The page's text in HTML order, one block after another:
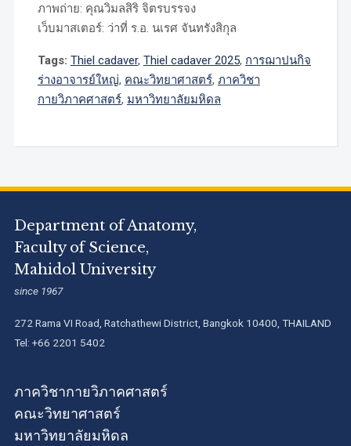
ภาพถ่าย: คุณวิมลสิริ จิตรบรรจง
เว็บมาสเตอร์: ว่าที่ ร.อ. นเรศ จันทรังสิกุล
Tags: Thiel cadaver, Thiel cadaver 2025, การฌาปนกิจ
ร่างอาจารย์ใหญ่, คณะวิทยาศาสตร์, ภาควิชา
กายวิภาคศาสตร์, มหาวิทยาลัยมหิดล
Department of Anatomy,
Faculty of Science,
Mahidol University
since 1967
272 Rama VI Road, Ratchathewi District, Bangkok 10400, THAILAND
Tel: +66 2201 5402
ภาควิชากายวิภาคศาสตร์
คณะวิทยาศาสตร์
มหาวิทยาลัยมหิดล